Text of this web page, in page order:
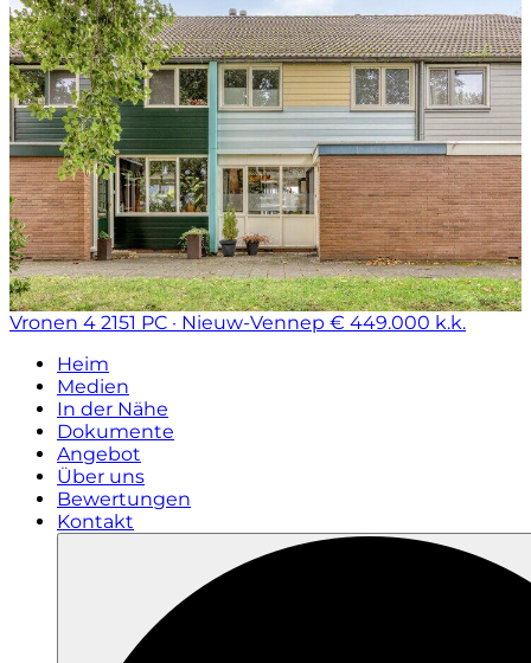
Vronen 4 2151 PC · Nieuw-Vennep € 449.000 k.k.
Heim
Medien
In der Nähe
Dokumente
Angebot
Über uns
Bewertungen
Kontakt